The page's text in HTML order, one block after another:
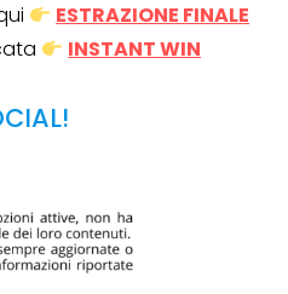
ESTRAZIONE FINALE
INSTANT WIN